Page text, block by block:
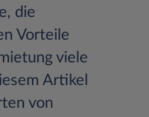
die
Vorteile
viele
Artikel
von